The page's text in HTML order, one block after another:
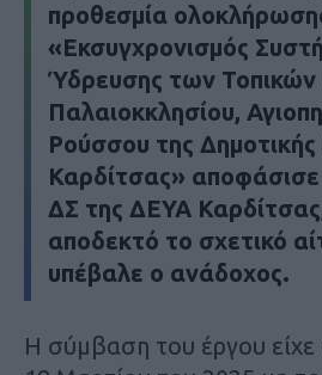
προθεσμία
«Εκσυγχρονισμός
Ύδρευσης των Τοπικών
Παλαιοκκλησίου,
Ρούσσου της
Καρδίτσας»
ΔΣ της ΔΕΥΑ
αποδεκτό το σχετικό
υπέβαλε ο ανάδοχος.
Η σύμβαση του έργου είχε